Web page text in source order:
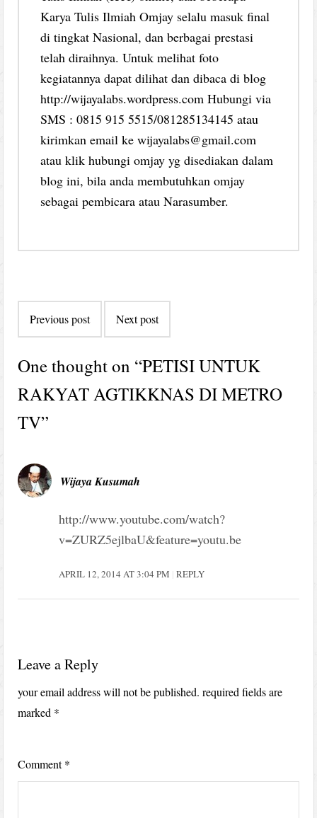
Karya Tulis Ilmiah Omjay selalu masuk final
di tingkat Nasional, dan berbagai prestasi
telah diraihnya. Untuk melihat foto
kegiatannya dapat dilihat dan dibaca di blog
http://wijayalabs.wordpress.com Hubungi via
SMS : 0815 915 5515/081285134145 atau
kirimkan email ke wijayalabs@gmail.com
atau klik hubungi omjay yg disediakan dalam
blog ini, bila anda membutuhkan omjay
sebagai pembicara atau Narasumber.
navigation
Previous post Next post
One thought on “PETISI UNTUK
RAKYAT AGTIKKNAS DI METRO
TV”
Wijaya Kusumah
http://www.youtube.com/watch?
v=ZURZ5ejlbaU&feature=youtu.be
APRIL 12, 2014 AT 3:04 PM REPLY
Leave a Reply
your email address will not be published. required fields are
marked *
Comment*